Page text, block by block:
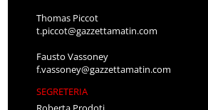
Thomas Piccot
t.piccot@gazzettamatin.com
Fausto Vassoney
f.vassoney@gazzettamatin.com
SEGRETERIA